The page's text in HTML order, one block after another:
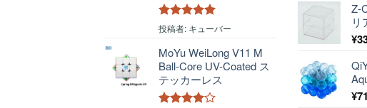
5段階中 5 の
投稿者: キューバー
MoYu WeiLong V11 M
Ball-Core UV-Coated ス
テッカーレス
Z-
リ
¥
¥